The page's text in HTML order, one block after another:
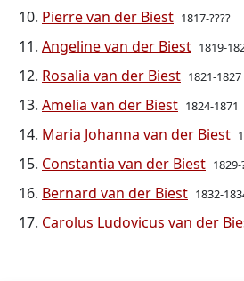
Pierre van der Biest 1817-????
Angeline van der Biest 1819-
Rosalia van der Biest 1821-1827
Amelia van der Biest 1824-1871
Maria Johanna van der Biest
Constantia van der Biest 1829-
Bernard van der Biest 1832-
Carolus Ludovicus van der